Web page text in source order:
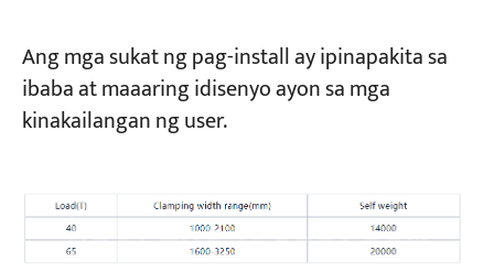
Ang mga sukat ng pag-install ay ipinapakita sa
ibaba at maaaring idisenyo ayon sa mga
kinakailangan ng user.